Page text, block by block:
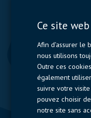
Accès rapide
Ce site
Afin d'assurer le
nous utilisons
Outre ces
également
suivre votre
pouvez choisir
notre site sans